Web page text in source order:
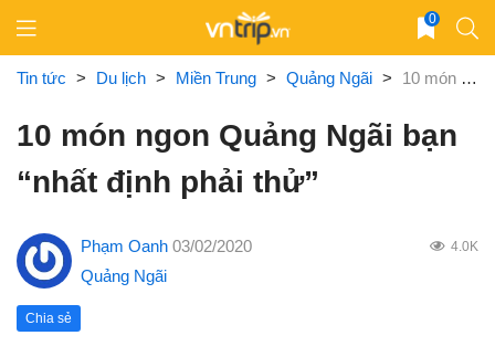
content
0
Tin tức > Du lịch > Miền Trung > Quảng Ngãi > 10 món ngon Quảng Ngãi bạn “nhất định phải thử”
10 món ngon Quảng Ngãi bạn
“nhất định phải thử”
Phạm Oanh 03/02/2020 4.0K
Quảng Ngãi
Chia sẻ